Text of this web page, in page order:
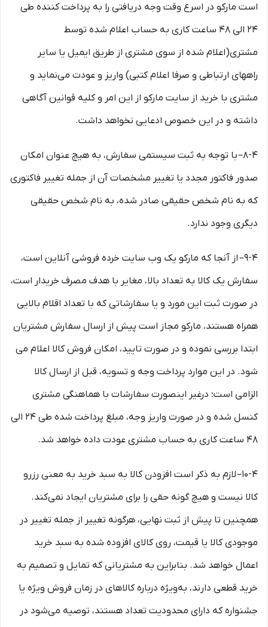
است مارکو در اسرع وقت وجه دریافتی را به پرداخت کننده طی
۲۴ الی ۴۸ ساعت کاری به حساب اعلام شده توسط
مشتری(اعلام شده از سوی مشتری از طریق ایمیل یا سایر
راههای ارتباطی و صرفا اعلام کتبی) واریز و عودت می‌نماید و
مشتری با خرید از سایت مارکو از این امر و کلیه قوانین آگاهی
داشته و در این خصوص ادعایی نخواهد داشت.
8-۴– با توجه به ثبت سیستمی سفارش، به هیچ عنوان امکان
صدور فاکتور مجدد یا تغییر مشخصات آن از جمله تغییر فاکتوری
که به نام شخص حقیقی صادر شده، به نام شخص حقیقی
دیگری وجود ندارد.
9-۴– از آنجا که مارکو یک وب ‌سایت خرده‌ فروشی آنلاین است،
سفارش یک کالا به تعداد بالا، مغایر با هدف مصرف خریدار است،
در صورت ثبت این مورد و یا سفارشاتی که با تعداد اقلام بالایی
همراه هستند، مارکو مجاز است پیش از ارسال سفارش مشتریان
ابتدا بررسی نموده و در صورت تایید، امکان فروش کالا اعلام می
شود. در این موارد پرداخت وجه و تسویه، قبل از ارسال کالا
الزامی است؛ درغیر اینصورت سفارشات با هماهنگی مشتری
کنسل شده و در صورت واریز وجه، مبلغ پرداخت شده طی ۲۴ الی
۴۸ ساعت کاری به حساب مشتری عودت داده خواهد شد.
10-۴– لازم به ذکر است افزودن کالا به سبد خرید به معنی رزرو
کالا نیست و هیچ گونه حقی را برای مشتریان ایجاد نمی‌کند.
همچنین تا پیش از ثبت نهایی، هرگونه تغییر از جمله تغییر در
موجودی کالا یا قیمت، روی کالای افزوده شده به سبد خرید
اعمال خواهد شد. بنابراین به مشتریانی که تمایل و تصمیم به
خرید قطعی دارند، به‌ویژه درباره کالاهای در زمان فروش ویژه یا
جشنواره که دارای محدودیت تعداد هستند، توصیه می‌شود در